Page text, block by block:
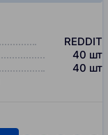
REDDIT
40 шт
40 шт